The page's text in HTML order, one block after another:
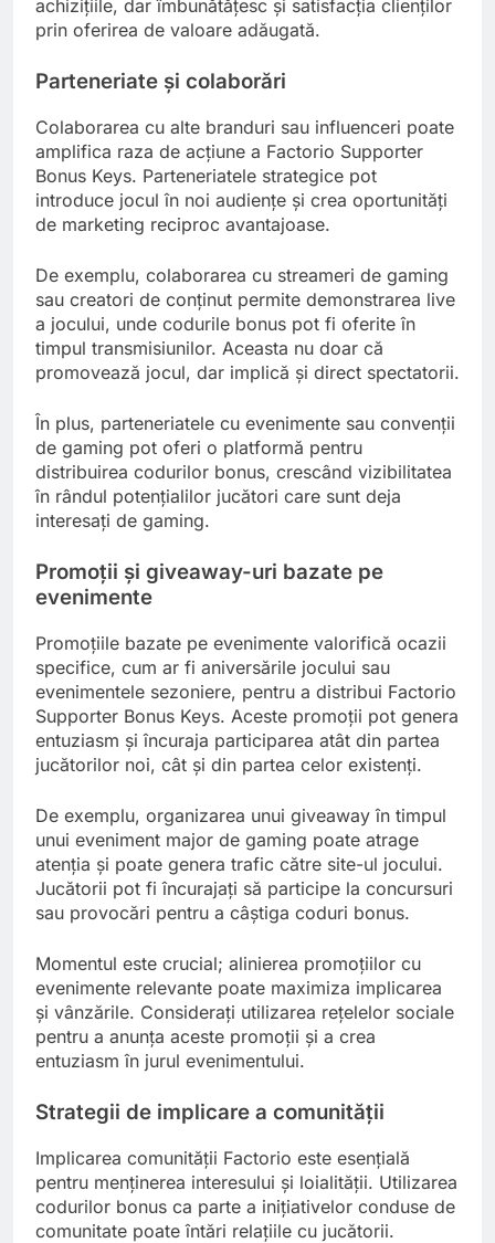
achizițiile, dar îmbunătățesc și satisfacția clienților
prin oferirea de valoare adăugată.
Parteneriate și colaborări
Colaborarea cu alte branduri sau influenceri poate
amplifica raza de acțiune a Factorio Supporter
Bonus Keys. Parteneriatele strategice pot
introduce jocul în noi audiențe și crea oportunități
de marketing reciproc avantajoase.
De exemplu, colaborarea cu streameri de gaming
sau creatori de conținut permite demonstrarea live
a jocului, unde codurile bonus pot fi oferite în
timpul transmisiunilor. Aceasta nu doar că
promovează jocul, dar implică și direct spectatorii.
În plus, parteneriatele cu evenimente sau convenții
de gaming pot oferi o platformă pentru
distribuirea codurilor bonus, crescând vizibilitatea
în rândul potențialilor jucători care sunt deja
interesați de gaming.
Promoții și giveaway-uri bazate pe
evenimente
Promoțiile bazate pe evenimente valorifică ocazii
specifice, cum ar fi aniversările jocului sau
evenimentele sezoniere, pentru a distribui Factorio
Supporter Bonus Keys. Aceste promoții pot genera
entuziasm și încuraja participarea atât din partea
jucătorilor noi, cât și din partea celor existenți.
De exemplu, organizarea unui giveaway în timpul
unui eveniment major de gaming poate atrage
atenția și poate genera trafic către site-ul jocului.
Jucătorii pot fi încurajați să participe la concursuri
sau provocări pentru a câștiga coduri bonus.
Momentul este crucial; alinierea promoțiilor cu
evenimente relevante poate maximiza implicarea
și vânzările. Considerați utilizarea rețelelor sociale
pentru a anunța aceste promoții și a crea
entuziasm în jurul evenimentului.
Strategii de implicare a comunității
Implicarea comunității Factorio este esențială
pentru menținerea interesului și loialității. Utilizarea
codurilor bonus ca parte a inițiativelor conduse de
comunitate poate întări relațiile cu jucătorii.